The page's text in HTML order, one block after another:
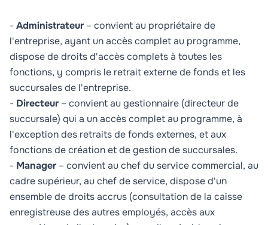
-Administrateur – convient au propriétaire de
l'entreprise, ayant un accès complet au programme,
dispose de droits d'accès complets à toutes les
fonctions, y compris le retrait externe de fonds et les
succursales de l'entreprise.
- Directeur – convient au gestionnaire (directeur de
succursale) qui a un accès complet au programme, à
l'exception des retraits de fonds externes, et aux
fonctions de création et de gestion de succursales.
- Manager – convient au chef du service commercial, au
cadre supérieur, au chef de service, dispose d'un
ensemble de droits accrus (consultation de la caisse
enregistreuse des autres employés, accès aux